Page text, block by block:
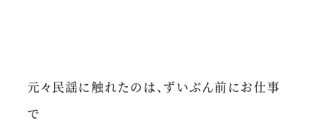
元々民謡に触れたのは、ずいぶん前にお仕事
で